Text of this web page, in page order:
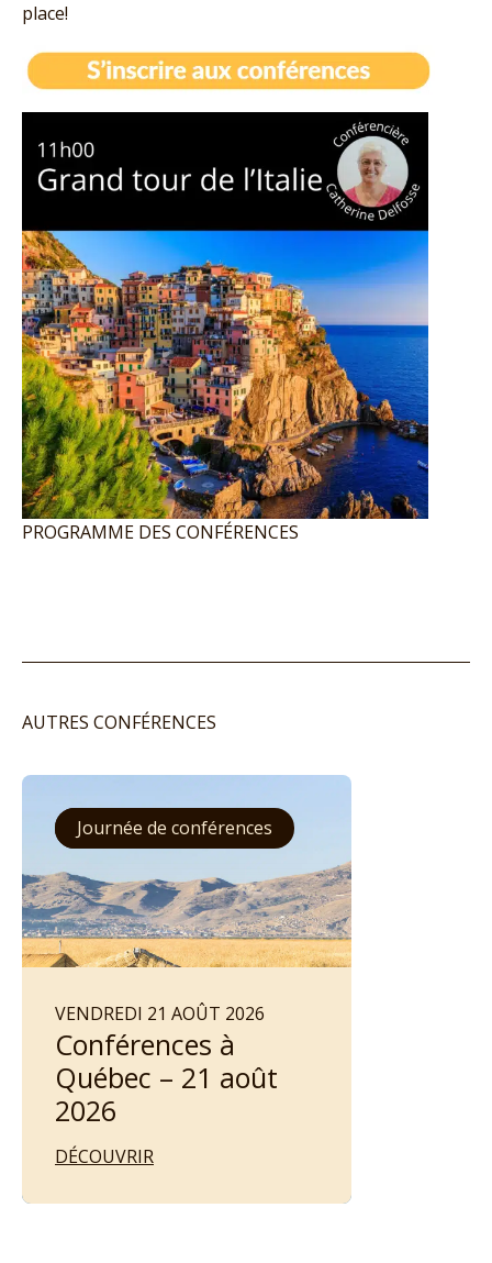
place!
PROGRAMME DES CONFÉRENCES
AUTRES CONFÉRENCES
Conférence à Québec
Journée de conférences
VENDREDI 21 AOÛT 2026
Conférences à
Québec – 21 août
2026
DÉCOUVRIR